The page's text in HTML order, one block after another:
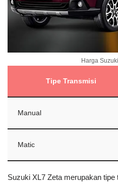
Harga
Tipe Transmisi
Manual
Matic
Suzuki XL7 Zeta merupakan tipe